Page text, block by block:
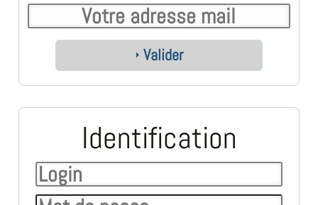
Valider
Identification